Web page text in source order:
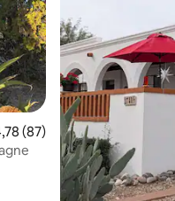
: 4,96 sur 5
moyenne sur la
(87)